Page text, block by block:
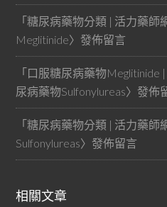
「糖尿病藥物分類 | 活力藥師
Meglitinide〉發佈留言
「口服糖尿病藥物Meglitinide
尿病藥物Sulfonylureas〉發佈
「糖尿病藥物分類 | 活力藥師
Sulfonylureas〉發佈留言
相關文章